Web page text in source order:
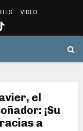
VIDEO
el
¡Su
a